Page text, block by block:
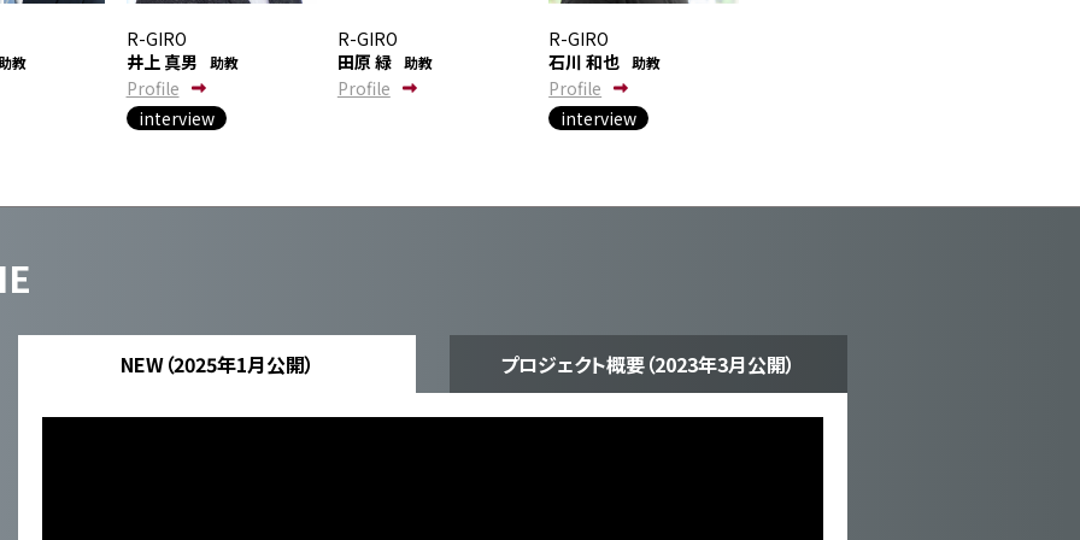
教
R-GIRO
井上 真男
助教
Profile
interview
R-GIRO
田原 緑 助教
Profile
R-GIRO
石川 和也 助教
Profile
interview
NEW（2025年1月公開） プロジェクト概要（2023年3月公開）